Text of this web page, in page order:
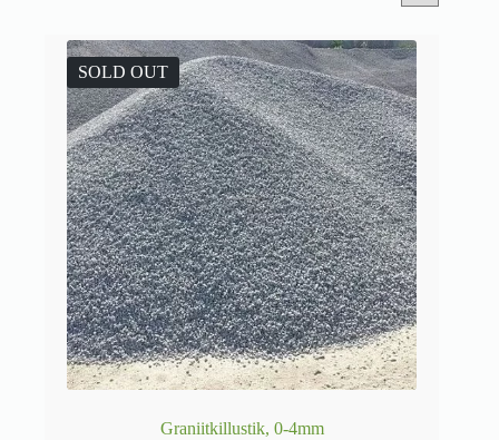
SOLD OUT
Graniitkillustik, 0-4mm